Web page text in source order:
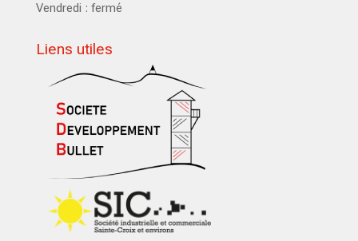
Vendredi : fermé
Liens utiles